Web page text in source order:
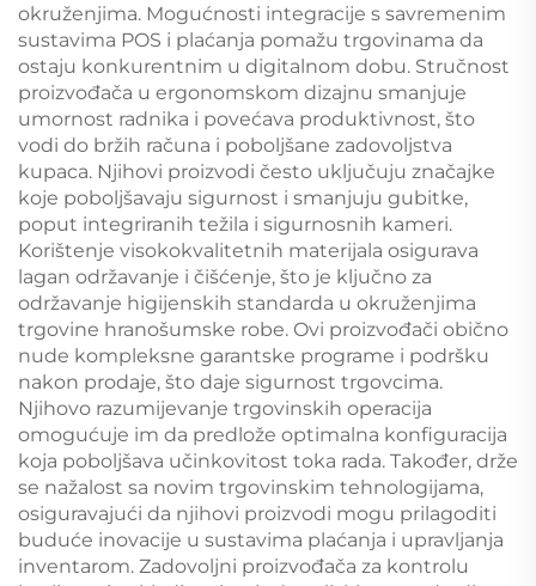
okruženjima. Mogućnosti integracije s savremenim
sustavima POS i plaćanja pomažu trgovinama da
ostaju konkurentnim u digitalnom dobu. Stručnost
proizvođača u ergonomskom dizajnu smanjuje
umornost radnika i povećava produktivnost, što
vodi do bržih računa i poboljšane zadovoljstva
kupaca. Njihovi proizvodi često uključuju značajke
koje poboljšavaju sigurnost i smanjuju gubitke,
poput integriranih težila i sigurnosnih kameri.
Korištenje visokokvalitetnih materijala osigurava
lagan održavanje i čišćenje, što je ključno za
održavanje higijenskih standarda u okruženjima
trgovine hranošumske robe. Ovi proizvođači obično
nude kompleksne garantske programe i podršku
nakon prodaje, što daje sigurnost trgovcima.
Njihovo razumijevanje trgovinskih operacija
omogućuje im da predlože optimalna konfiguracija
koja poboljšava učinkovitost toka rada. Također, drže
se nažalost sa novim trgovinskim tehnologijama,
osiguravajući da njihovi proizvodi mogu prilagoditi
buduće inovacije u sustavima plaćanja i upravljanja
inventarom. Zadovoljni proizvođača za kontrolu